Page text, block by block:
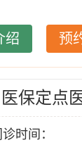
绍 预
医保定点
时间：